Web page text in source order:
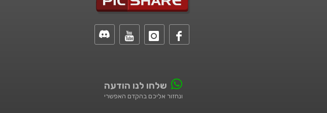
שלחו לנו הודעה
ונחזור אליכם בהקדם האפשרי